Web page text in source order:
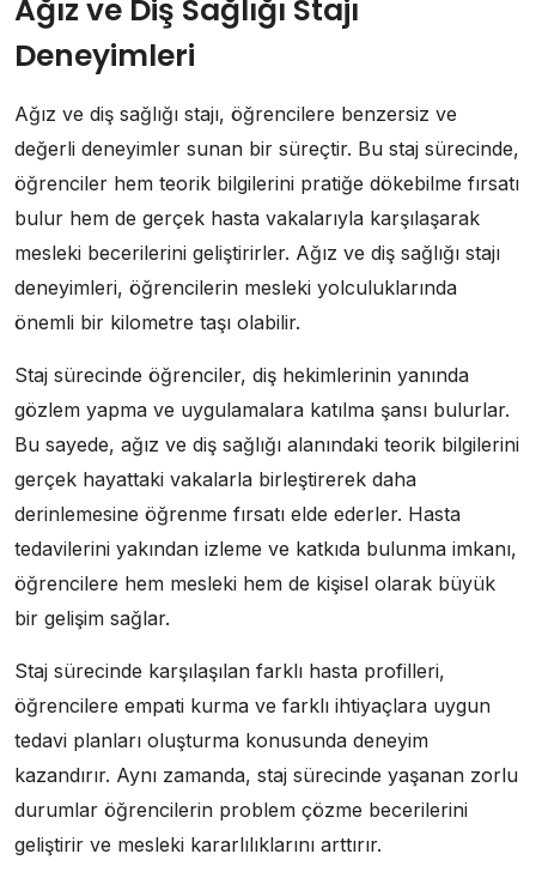
Ağız ve Diş Sağlığı Stajı
Deneyimleri
Ağız ve diş sağlığı stajı, öğrencilere benzersiz ve
değerli deneyimler sunan bir süreçtir. Bu staj sürecinde,
öğrenciler hem teorik bilgilerini pratiğe dökebilme fırsatı
bulur hem de gerçek hasta vakalarıyla karşılaşarak
mesleki becerilerini geliştirirler. Ağız ve diş sağlığı stajı
deneyimleri, öğrencilerin mesleki yolculuklarında
önemli bir kilometre taşı olabilir.
Staj sürecinde öğrenciler, diş hekimlerinin yanında
gözlem yapma ve uygulamalara katılma şansı bulurlar.
Bu sayede, ağız ve diş sağlığı alanındaki teorik bilgilerini
gerçek hayattaki vakalarla birleştirerek daha
derinlemesine öğrenme fırsatı elde ederler. Hasta
tedavilerini yakından izleme ve katkıda bulunma imkanı,
öğrencilere hem mesleki hem de kişisel olarak büyük
bir gelişim sağlar.
Staj sürecinde karşılaşılan farklı hasta profilleri,
öğrencilere empati kurma ve farklı ihtiyaçlara uygun
tedavi planları oluşturma konusunda deneyim
kazandırır. Aynı zamanda, staj sürecinde yaşanan zorlu
durumlar öğrencilerin problem çözme becerilerini
geliştirir ve mesleki kararlılıklarını arttırır.